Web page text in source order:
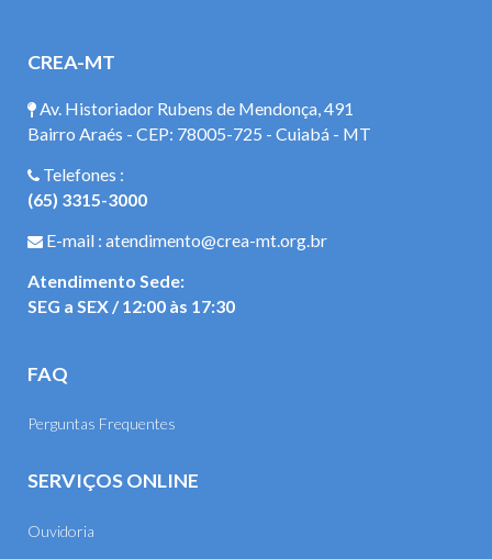
CREA-MT
Av. Historiador Rubens de Mendonça, 491
Bairro Araés - CEP: 78005-725 - Cuiabá - MT
Telefones :
(65) 3315-3000
E-mail : atendimento@crea-mt.org.br
Atendimento Sede:
SEG a SEX / 12:00 às 17:30
FAQ
Perguntas Frequentes
SERVIÇOS ONLINE
Ouvidoria